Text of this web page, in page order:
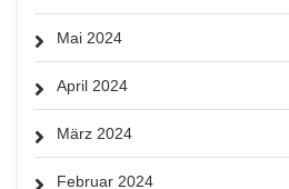
Mai 2024
April 2024
März 2024
Februar 2024